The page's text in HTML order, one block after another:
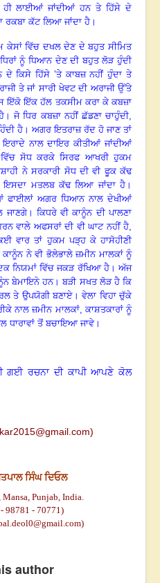
ਹੀ ਲਾਈਆਂ ਜਾਂਦੀਆਂ ਹਨ ਤੇ ਹਿੱਸੇ ਦੇ
ਰਕਬਾ ਕੱਟ ਲਿਆ ਜਾਂਦਾ ਹੈ ।
ਕੇਸਾਂ ਵਿੱਚ ਦਖਲ ਦੇਣ ਦੇ ਬਹੁਤ ਸੀਮਿਤ
ਨੂੰ ਧਿਆਨ ਦੇਣ ਦੀ ਬਹੁਤ ਲੋੜ ਹੁੰਦੀ
ਕਿਸੇ ਹਿੱਸੇ ’ਤੇ ਕਾਬਜ਼ ਨਹੀਂ ਹੁੰਦਾ ਤੇ
ਤੇ ਜਾਂ ਸਾਰੀ ਖੇਵਟ ਦੀ ਅਰਾਜੀ ਉੱਤੇ
ਇੱਕੋ ਇੱਕ ਹੱਲ ਤਕਸੀਮ ਕਰਾ ਕੇ ਕਬਜ਼ਾ
।ਜੋ ਧਿਰ ਕਬਜ਼ਾ ਨਹੀਂ ਛੱਡਣਾ ਚਾਹੁੰਦੀ,
ਹੈ । ਅਗਰ ਇਤਰਾਜ਼ ਰੱਦ ਹੋ ਜਾਣ ਤਾਂ
ਨਾਲ ਦਾਇਰ ਕੀਤੀਆਂ ਜਾਂਦੀਆਂ
ਵਿੱਚ ਸੋਧ ਕਰਕੇ ਸਿਰਫ ਆਖਰੀ ਹੁਕਮ
ਨੇ ਸਰਕਾਰੀ ਸੋਧ ਦੀ ਵੀ ਫੂਕ ਕੱਢ
ਇਸਦਾ ਮਤਲਬ ਕੱਢ ਲਿਆ ਜਾਂਦਾ ਹੈ ।
ਫਾਈਲਾਂ ਅਗਰ ਧਿਆਨ ਨਾਲ ਦੇਖੀਆਂ
ਜਾਣਗੇ। ਕਿਧਰੇ ਵੀ ਕਾਨੂੰਨ ਦੀ ਪਾਲਣਾ
ਵਾਲੇ ਅਫਸਰਾਂ ਦੀ ਵੀ ਘਾਟ ਨਹੀਂ ਹੈ,
ਵਾਰ ਤਾਂ ਹੁਕਮ ਪੜ੍ਹ ਕੇ ਹਾਸੋਹੀਣੀ
ਨੇ ਵੀ ਭੋਲੇਭਾਲੇ ਜ਼ਮੀਨ ਮਾਲਕਾਂ ਨੂੰ
ਨਿਯਮਾਂ ਵਿੱਚ ਜਕੜ ਰੱਖਿਆ ਹੈ। ਅੱਜ
ਬੇਮਾਇਨੇ ਹਨ।ਬੜੀ ਸਖਤ ਲੋੜ ਹੈ ਕਿ
ਤੇ ਉਪਯੋਗੀ ਬਣਾਏ।ਵੇਲਾ ਵਿਹਾ ਚੁੱਕੇ
ਨਾਲ ਜ਼ਮੀਨ ਮਾਲਕਾਂ, ਕਾਸ਼ਤਕਾਰਾਂ ਨੂੰ
ਧਾਰਾਵਾਂ ਤੋਂ ਬਚਾਇਆ ਜਾਵੇ।
ਗਈ ਰਚਨਾ ਦੀ ਕਾਪੀ ਆਪਣੇ ਕੋਲ
gmail.com)
ਸਿੰਘ ਦਿਓਲ
Mansa, Punjab, India.
98781 - 70771)
)
author